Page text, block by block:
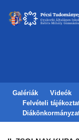
Galériák Videók
Felvételi